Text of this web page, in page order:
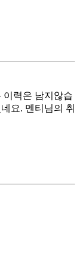
이력은 남지않습
요. 멘티님의 취